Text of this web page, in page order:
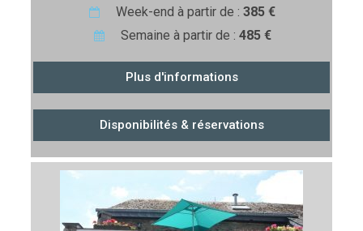
Week-end à partir de :385 €
Semaine à partir de : 485 €
Plus d'informations
Disponibilités & réservations